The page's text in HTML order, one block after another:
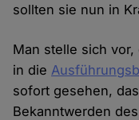
sollten sie nun in
Man stelle sich
in die
sofort gesehen,
Bekanntwerden